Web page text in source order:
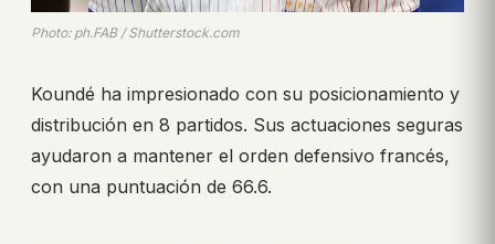
Photo: ph.FAB / Shutterstock.com
Koundé ha impresionado con su posicionamiento y
distribución en 8 partidos. Sus actuaciones seguras
ayudaron a mantener el orden defensivo francés,
con una puntuación de 66.6.